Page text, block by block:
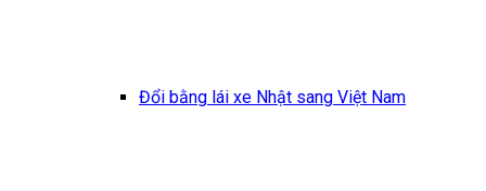
Đổi bằng lái xe Nhật sang Việt Nam